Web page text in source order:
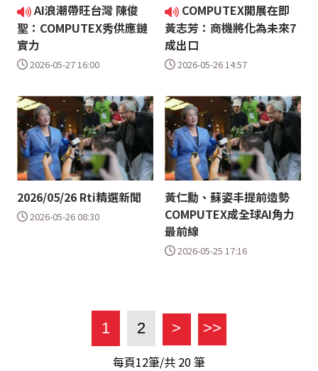
AI浪潮帶旺台灣 陳俊
聖：COMPUTEX秀供應鏈
實力
2026-05-27 16:00
COMPUTEX開展在即
黃志芳：商機將化為未來7
成出口
2026-05-26 14:57
2026/05/26 Rti精選新聞
2026-05-26 08:30
黃仁勳、蘇姿丰提前造勢
COMPUTEX成全球AI角力
最前線
2026-05-25 17:16
1 2 > >>
每頁12筆/共 20筆